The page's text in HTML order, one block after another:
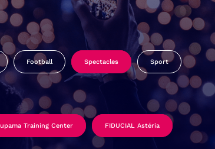
Football Spectacles Sport
Training Center FIDUCIAL Astéria